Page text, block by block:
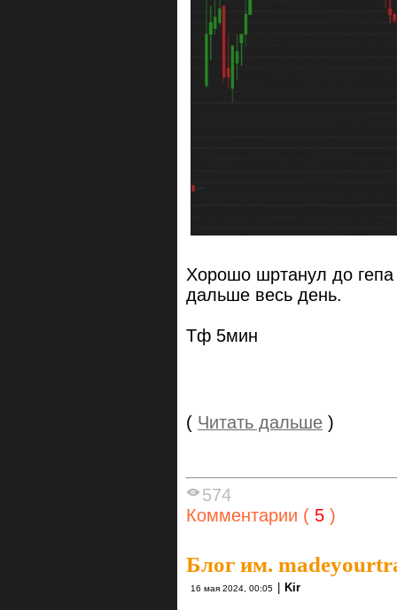
Хорошо шртанул до
дальше весь день.
Тф 5мин
( Читать дальше )
574
Комментарии ( 5 )
Блог им.
16 мая 2024, 00:05 Kir